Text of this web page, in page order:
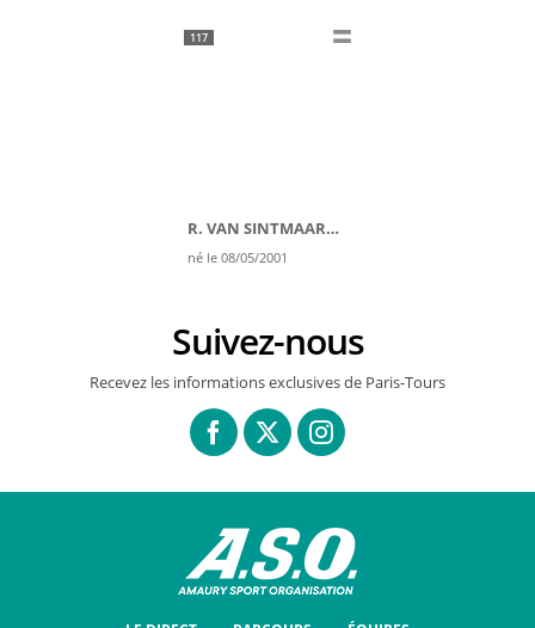
117
R. VAN SINTMAARTENSDIJK
né le 08/05/2001
Suivez-nous
Recevez les informations exclusives de Paris-Tours